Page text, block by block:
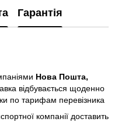
Гарантія
Нова Пошта,
відбувається щоденно
по тарифам перевізника
компанії доставить